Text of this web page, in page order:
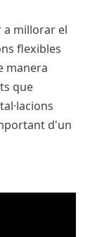
a millorar el
flexibles
manera
que
d'un